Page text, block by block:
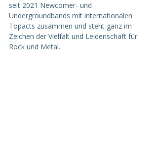
seit 2021 Newcomer- und
Undergroundbands mit internationalen
Topacts zusammen und steht ganz im
Zeichen der Vielfalt und Leidenschaft für
Rock und Metal.